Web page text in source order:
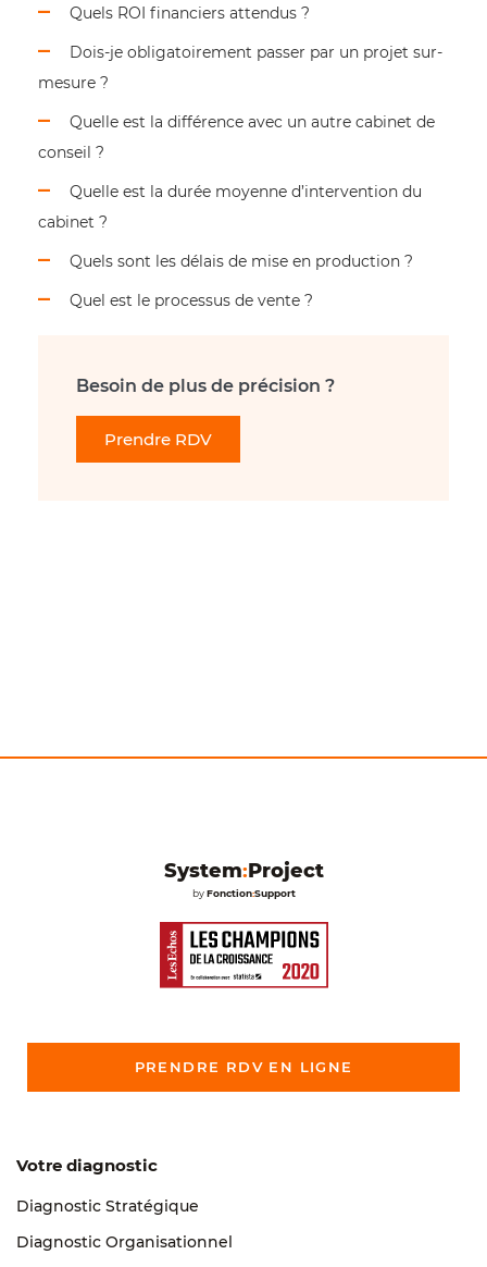
Quels ROI financiers attendus ?
Dois-je obligatoirement passer par un projet sur-
mesure ?
Quelle est la différence avec un autre cabinet de
conseil ?
Quelle est la durée moyenne d’intervention du
cabinet ?
Quels sont les délais de mise en production ?
Quel est le processus de vente ?
Besoin de plus de précision ?
Prendre RDV
System:Project
byFonction:Support
PRENDRE RDV EN LIGNE
Votre diagnostic
Diagnostic Stratégique
Diagnostic Organisationnel